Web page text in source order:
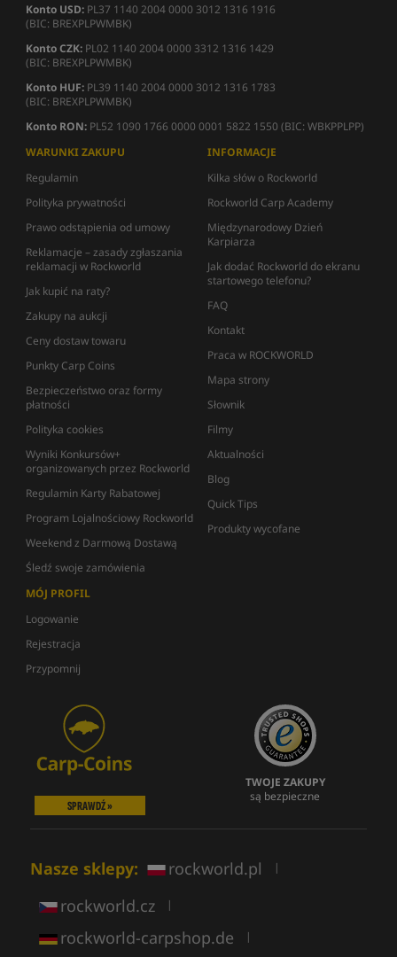
Konto USD: PL37 1140 2004 0000 3012 1316 1916
(BIC: BREXPLPWMBK)
Konto CZK: PL02 1140 2004 0000 3312 1316 1429
(BIC: BREXPLPWMBK)
Konto HUF: PL39 1140 2004 0000 3012 1316 1783
(BIC: BREXPLPWMBK)
Konto RON: PL52 1090 1766 0000 0001 5822 1550 (BIC: WBKPPLPP)
WARUNKI ZAKUPU
Regulamin
Polityka prywatności
Prawo odstąpienia od umowy
Reklamacje – zasady zgłaszania
reklamacji w Rockworld
Jak kupić na raty?
Zakupy na aukcji
Ceny dostaw towaru
Punkty Carp Coins
Bezpieczeństwo oraz formy
płatności
Polityka cookies
Wyniki Konkursów+
organizowanych przez Rockworld
Regulamin Karty Rabatowej
Program Lojalnościowy Rockworld
Weekend z Darmową Dostawą
Śledź swoje zamówienia
INFORMACJE
Kilka słów o Rockworld
Rockworld Carp Academy
Międzynarodowy Dzień
Karpiarza
Jak dodać Rockworld do ekranu
startowego telefonu?
FAQ
Kontakt
Praca w ROCKWORLD
Mapa strony
Słownik
Filmy
Aktualności
Blog
Quick Tips
Produkty wycofane
MÓJ PROFIL
Logowanie
Rejestracja
Przypomnij
SPRAWDŹ »
TWOJE ZAKUPY
są bezpieczne
Nasze sklepy: rockworld.pl |
rockworld.cz |
rockworld-carpshop.de |